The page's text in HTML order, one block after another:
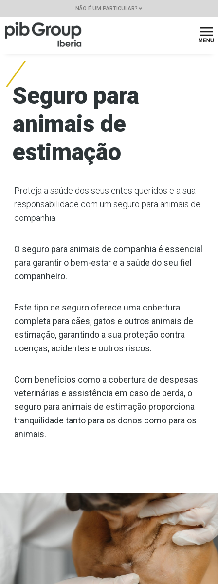
NÃO É UM PARTICULAR?
Seguro para
animais de
estimação
Proteja a saúde dos seus entes queridos e a sua
responsabilidade com um seguro para animais de
companhia.
O seguro para animais de companhia é essencial
para garantir o bem-estar e a saúde do seu fiel
companheiro.
Este tipo de seguro oferece uma cobertura
completa para cães, gatos e outros animais de
estimação, garantindo a sua proteção contra
doenças, acidentes e outros riscos.
Com benefícios como a cobertura de despesas
veterinárias e assistência em caso de perda, o
seguro para animais de estimação proporciona
tranquilidade tanto para os donos como para os
animais.